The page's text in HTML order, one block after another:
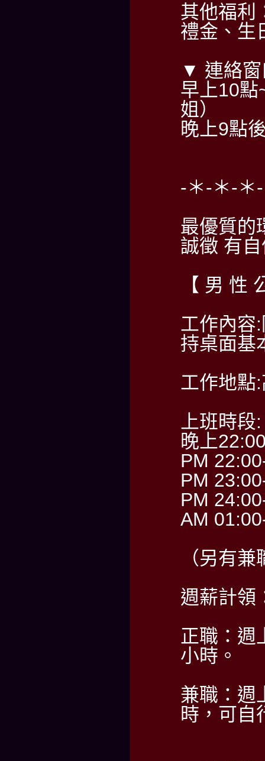
其他福利
禮金、生
▼ 連絡窗
早上10點
姐）
晚上9點
-＊-＊-＊
最優質的
誠徵 有
【 男 性
工作內容
持桌面基
工作地點
上班時段:
晚上
PM
PM
PM
AM
（另有
週薪計領
正職：週
小時。
兼職：週
時，可自